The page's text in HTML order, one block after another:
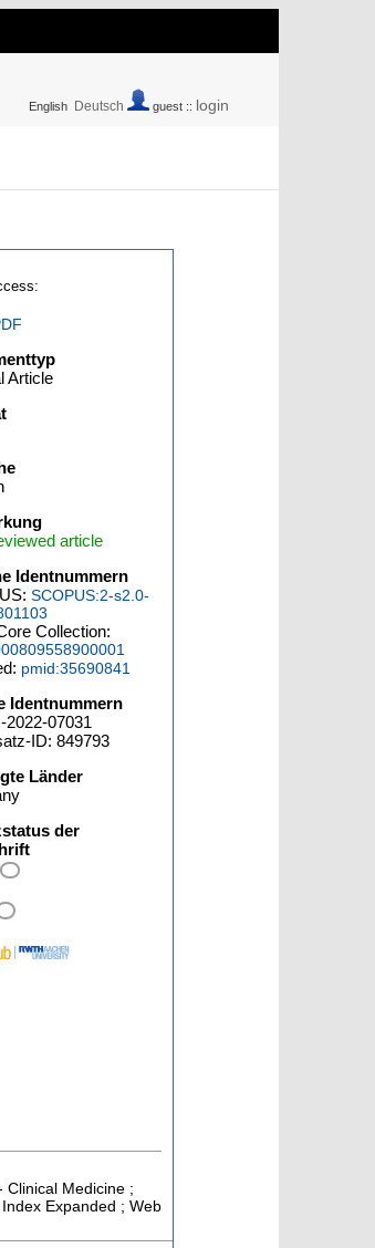
English Deutsch guest :: login
Article
article
Identnummern
SCOPUS:2-s2.0-
Collection:
pmid:35690841
Identnummern
2022-07031
ID: 849793
Länder
der
Medicine ;
Expanded ; Web